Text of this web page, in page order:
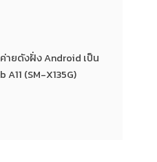
ายดังฝั่ง Android เป็น
(SM-X135G)